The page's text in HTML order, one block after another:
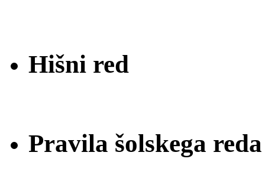
Hišni red
Pravila šolskega reda